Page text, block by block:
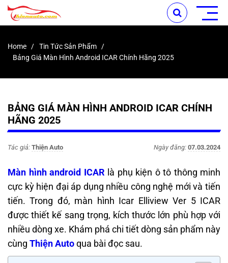
Home
Tin Tức Sản Phẩm
Bảng Giá Màn Hình Android ICAR Chính Hãng 2025
BẢNG GIÁ MÀN HÌNH ANDROID ICAR CHÍNH
HÃNG 2025
Tác giả: Thiện Auto Ngày đăng: 07.03.2024
Màn hình android ICAR là phụ kiện ô tô thông minh
cực kỳ hiện đại áp dụng nhiều công nghệ mới và tiến
tiến. Trong đó, màn hình Icar Elliview Ver 5 ICAR
được thiết kế sang trọng, kích thước lớn phù hợp với
nhiều dòng xe. Khám phá chi tiết dòng sản phẩm này
cùng Thiện Autoqua bài đọc sau.